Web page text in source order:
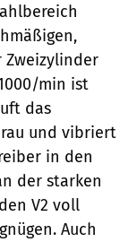
min ist
das
und vibriert
in den
der starken
V2 voll
Auch